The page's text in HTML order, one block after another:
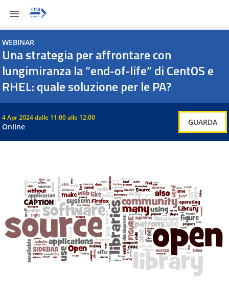
contenuto
WEBINAR
Una strategia per affrontare con
lungimiranza la “end-of-life” di CentOS e
RHEL: quale soluzione per le PA?
4 Apr 2024dalle 11:00 alle 12:00
Online GUARDA